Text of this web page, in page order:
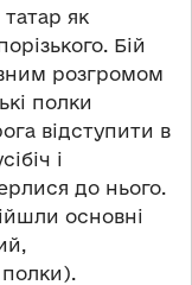
як
Бій
розгромом
полки
відступити в
і
до нього.
основні